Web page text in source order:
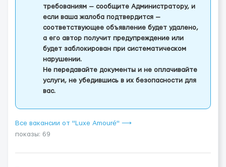
требованиям — сообщите Администратору, и
если ваша жалоба подтвердится —
соответствующее объявление будет удалено,
а его автор получит предупреждение или
будет заблокирован при систематическом
нарушении.
Не передавайте документы и не оплачивайте
услуги, не убедившись в их безопасности для
вас.
Все вакансии от "Luxe Amouré" ⟶
показы: 69